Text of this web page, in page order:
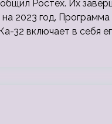
Ростех. Их
2023 год. Программа
32 включает в себя